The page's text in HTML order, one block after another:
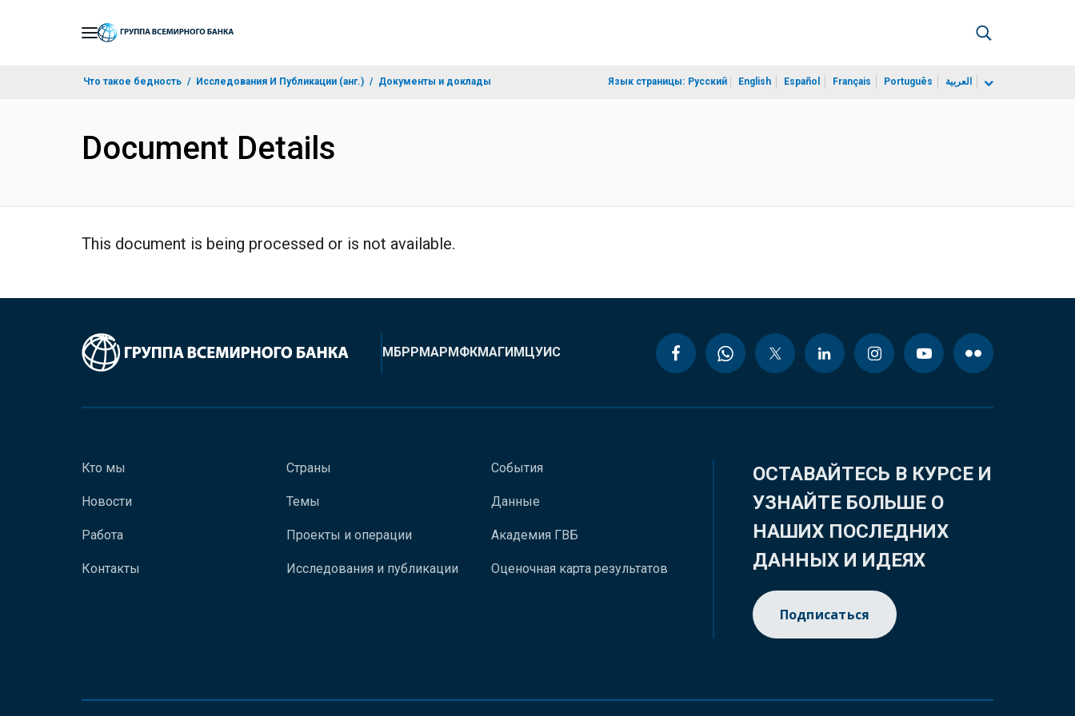
Что такое бедность Исследования И Публикации (анг.) Документы и доклады Язык страницы: Русский English Español Français Português العربية
Document Details
This document is being processed or is not available.
МБРРМАРМФКМАГИМЦУИС
Кто мы
Новости
Работа
Контакты
Страны
Темы
Проекты и операции
Исследования и публикации
События
Данные
Академия ГВБ
Оценочная карта результатов
ОСТАВАЙТЕСЬ В КУРСЕ И
УЗНАЙТЕ БОЛЬШЕ О
НАШИХ ПОСЛЕДНИХ
ДАННЫХ И ИДЕЯХ
Подписаться